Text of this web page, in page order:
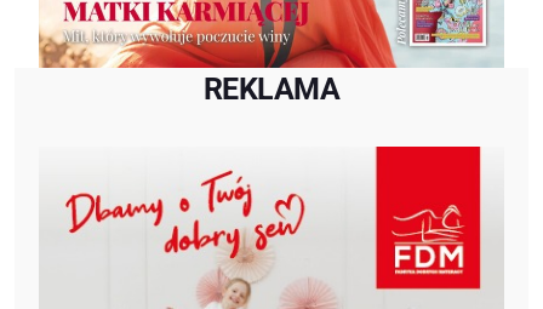
REKLAMA